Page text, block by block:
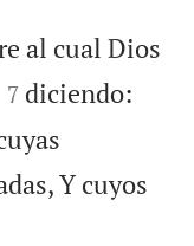
al cual Dios


7 diciendo:
Y cuyos